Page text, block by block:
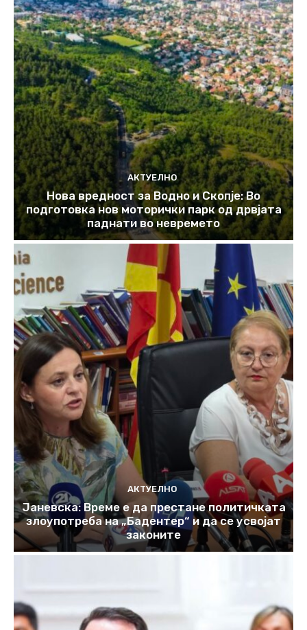
АКТУЕЛНО
Нова вредност за Водно и Скопје: Во
подготовка нов моторички парк од дрвјата
паднати во невремето
АКТУЕЛНО
Јаневска: Време е да престане политичката
злоупотреба на „Бадентер“ и да се усвојат
законите